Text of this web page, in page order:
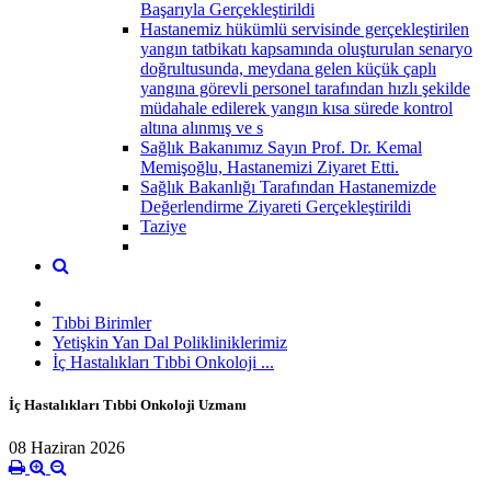
Başarıyla Gerçekleştirildi
Hastanemiz hükümlü servisinde gerçekleştirilen
yangın tatbikatı kapsamında oluşturulan senaryo
doğrultusunda, meydana gelen küçük çaplı
yangına görevli personel tarafından hızlı şekilde
müdahale edilerek yangın kısa sürede kontrol
altına alınmış ve s
Sağlık Bakanımız Sayın Prof. Dr. Kemal
Memişoğlu, Hastanemizi Ziyaret Etti.
Sağlık Bakanlığı Tarafından Hastanemizde
Değerlendirme Ziyareti Gerçekleştirildi
Taziye
Tıbbi Birimler
Yetişkin Yan Dal Polikliniklerimiz
İç Hastalıkları Tıbbi Onkoloji ...
İç Hastalıkları Tıbbi Onkoloji Uzmanı
08 Haziran 2026